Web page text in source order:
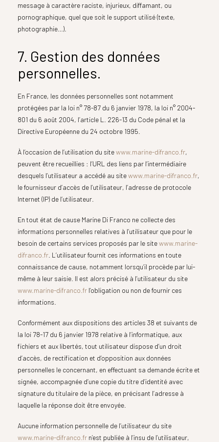
message à caractère raciste, injurieux, diffamant, ou
pornographique, quel que soit le support utilisé (texte,
photographie…).
7. Gestion des données
personnelles.
En France, les données personnelles sont notamment
protégées par la loi n° 78-87 du 6 janvier 1978, la loi n° 2004-
801 du 6 août 2004, l’article L. 226-13 du Code pénal et la
Directive Européenne du 24 octobre 1995.
À l’occasion de l’utilisation du sitewww.marine-difranco.fr,
peuvent être recueillies : l’URL des liens par l’intermédiaire
desquels l’utilisateur a accédé au sitewww.marine-difranco.fr,
le fournisseur d’accès de l’utilisateur, l’adresse de protocole
Internet (IP) de l’utilisateur.
En tout état de cause Marine Di Franco ne collecte des
informations personnelles relatives à l’utilisateur que pour le
besoin de certains services proposés par le sitewww.marine-
difranco.fr . L’utilisateur fournit ces informations en toute
connaissance de cause, notamment lorsqu’il procède par lui-
même à leur saisie. Il est alors précisé à l’utilisateur du site
www.marine-difranco.fr l’obligation ou non de fournir ces
informations.
Conformément aux dispositions des articles 38 et suivants de
la loi 78-17 du 6 janvier 1978 relative à l’informatique, aux
fichiers et aux libertés, tout utilisateur dispose d’un droit
d’accès, de rectification et d’opposition aux données
personnelles le concernant, en effectuant sa demande écrite et
signée, accompagnée d’une copie du titre d’identité avec
signature du titulaire de la pièce, en précisant l’adresse à
laquelle la réponse doit être envoyée.
Aucune information personnelle de l’utilisateur du site
www.marine-difranco.fr n’est publiée à l’insu de l’utilisateur,